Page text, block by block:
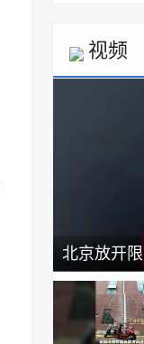
视频
北京放开
现小幅上
经